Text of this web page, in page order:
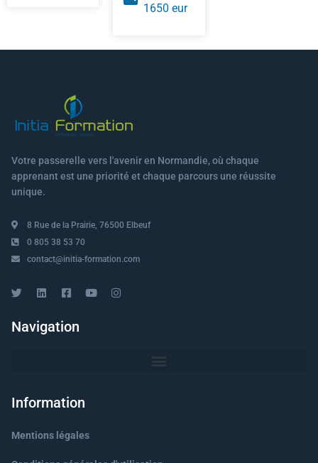
1650 eur
Votre passerelle vers l'avenir en Normandie, où chaque
apprenant est une priorité et chaque parcours une réussite
unique.
8 Rue de la Prairie, 76500 Elbeuf
0 805 38 53 70
contact@initia-formation.com
Navigation
Information
Mentions légales